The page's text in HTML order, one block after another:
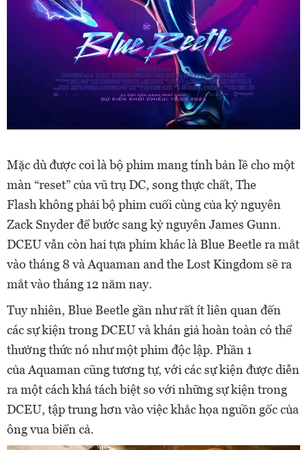
Mặc dù được coi là bộ phim mang tính bản lề cho một
màn “reset” của vũ trụ DC, song thực chất, The
Flash không phải bộ phim cuối cùng của kỷ nguyên
Zack Snyder để bước sang kỷ nguyên James Gunn.
DCEU vẫn còn hai tựa phim khác là Blue Beetle ra mắt
vào tháng 8 và Aquaman and the Lost Kingdom sẽ ra
mắt vào tháng 12 năm nay.
Tuy nhiên, Blue Beetle gần như rất ít liên quan đến
các sự kiện trong DCEU và khán giả hoàn toàn có thể
thưởng thức nó như một phim độc lập. Phần 1
của Aquaman cũng tương tự, với các sự kiện được diễn
ra một cách khá tách biệt so với những sự kiện trong
DCEU, tập trung hơn vào việc khắc họa nguồn gốc của
ông vua biển cả.